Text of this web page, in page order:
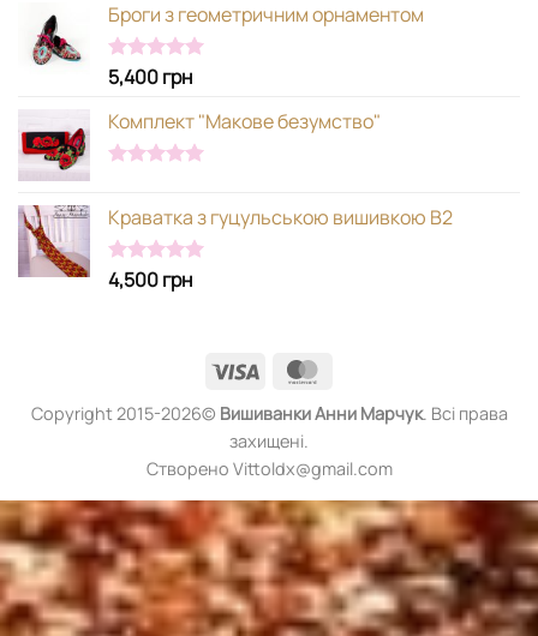
Броги з геометричним орнаментом
Оцінено в
з 5
5,400грн
Комплект "Макове безумство"
Краватка з гуцульською вишивкою В2
Оцінено в
з 5
4,500грн
Visa
Copyright 2015-2026© ВишиванкиАнни Марчук. Всі права
захищені.
Створено Vittoldx@gmail.com